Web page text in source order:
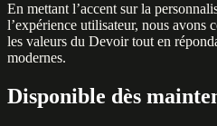
En mettant l’accent sur la
l’expérience utilisateur, nous avons
les valeurs du Devoir tout en
modernes.
Disponible dès